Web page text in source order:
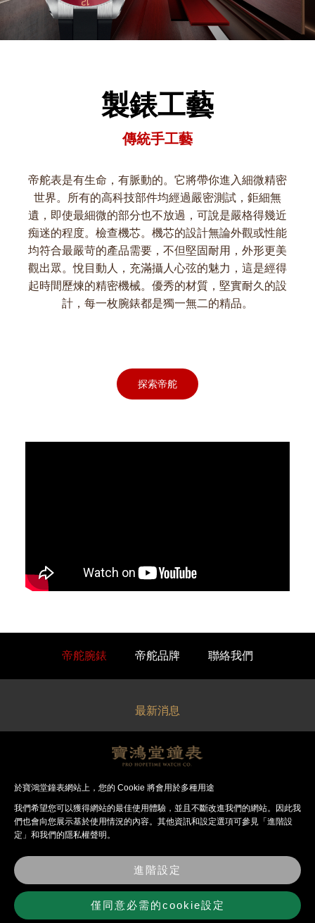
製錶工藝
傳統手工藝
帝舵表是有生命，有脈動的。它將帶你進入細微精密
世界。所有的高科技部件均經過嚴密測試，鉅細無
遺，即使最細微的部分也不放過，可說是嚴格得幾近
痴迷的程度。檢查機芯。機芯的設計無論外觀或性能
均符合最嚴苛的產品需要，不但堅固耐用，外形更美
觀出眾。悅目動人，充滿攝人心弦的魅力，這是經得
起時間歷煉的精密機械。優秀的材質，堅實耐久的設
計，每一枚腕錶都是獨一無二的精品。
探索帝舵
帝舵腕錶 帝舵品牌 聯絡我們
最新消息
關於寶鴻堂
經銷品牌
法律聲明
聯絡我們
於寶鴻堂鐘表網站上，您的 Cookie 將會用於多種用途
我們希望您可以獲得網站的最佳使⽤體驗，並且不斷改進我們的網站。因此我
們也會向您展⽰基於使⽤情況的內容。其他資訊和設定選項可參見「進階設
定」和我們的隱私權聲明。
進階設定
僅同意必需的cookie設定